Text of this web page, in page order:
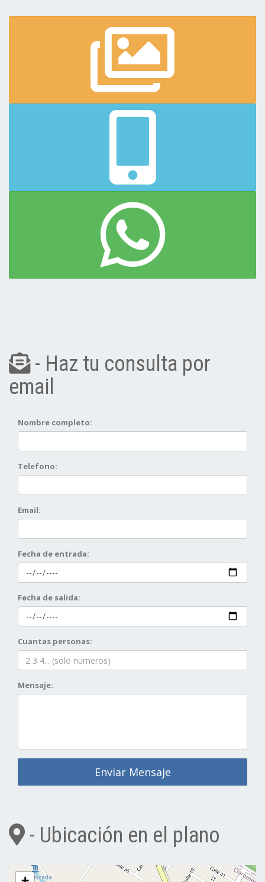
- Haz tu consulta por
email
Nombre completo:
Telefono:
Email:
Fecha de entrada:
Fecha de salida:
Cuantas personas:
Mensaje:
Enviar Mensaje
- Ubicación en el plano